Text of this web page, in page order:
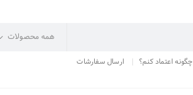
چگونه اعتماد کنم؟ ارسال سفارشات